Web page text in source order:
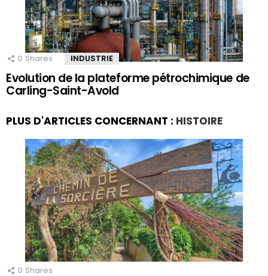
0 Shares INDUSTRIE
Evolution de la plateforme pétrochimique de
Carling-Saint-Avold
PLUS D'ARTICLES CONCERNANT : HISTOIRE
0 Shares